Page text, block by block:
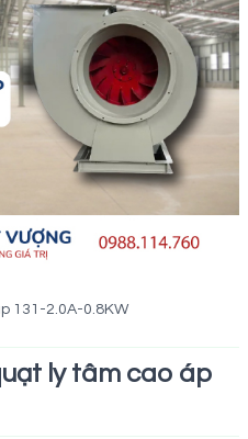
131-2.0A-0.8KW
ly tâm cao áp